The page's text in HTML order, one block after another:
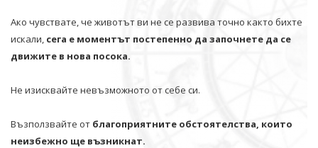
Ако чувствате, че животът ви не се развива точно както бихте
искали, сега е моментът постепенно да започнете да се
движите в нова посока.
Не изисквайте невъзможното от себе си.
Възползвайте от благоприятните обстоятелства, които
неизбежно ще възникнат.